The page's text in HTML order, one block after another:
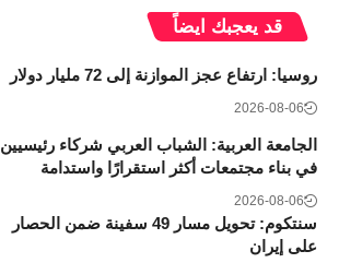
قد يعجبك ايضاً
روسيا: ارتفاع عجز الموازنة إلى 72 مليار دولار
2026-08-06
الجامعة العربية: الشباب العربي شركاء رئيسيين
في بناء مجتمعات أكثر استقرارًا واستدامة
2026-08-06
سنتكوم: تحويل مسار 49 سفينة ضمن الحصار
على إيران